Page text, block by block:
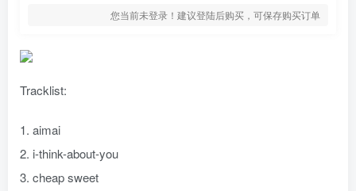
您当前未登录！建议登陆后购买，可保存购买订单
Tracklist:
1. aimai
2. i-think-about-you
3. cheap sweet